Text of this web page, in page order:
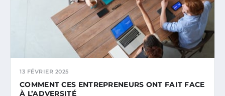
13 FÉVRIER 2025
COMMENT CES ENTREPRENEURS ONT FAIT FACE
À L’ADVERSITÉ